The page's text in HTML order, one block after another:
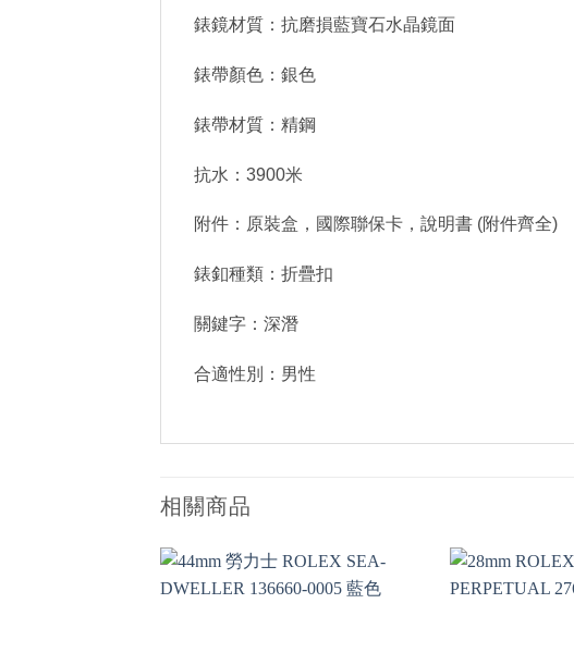
錶鏡材質：抗磨損藍寶石水晶鏡面
錶帶顏色：銀色
錶帶材質：精鋼
抗水：3900米
附件：原裝盒，國際聯保卡，說明書 (附件齊全)
錶釦種類：折疊扣
關鍵字：深潛
合適性別：男性
相關商品